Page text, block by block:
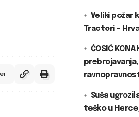
Veliki požar
Tractori –
ĆOSIĆ
Suša
teško u